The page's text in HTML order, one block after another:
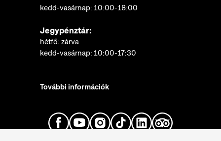
kedd-vasárnap: 10:00-18:00
Jegypénztár:
hétfő: zárva
kedd-vasárnap: 10:00-17:30
További információk